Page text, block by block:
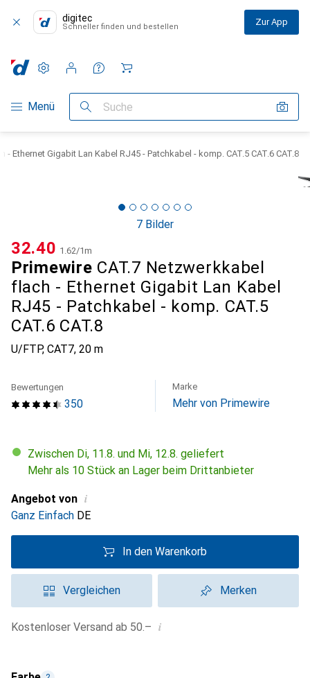
digitec
Schneller finden und bestellen Zur App
Navigation nach Kategorien
Menü Suche
Einstellungen
Kundenkonto
Vergleichslisten
Merklisten
Warenkorb
Ethernet Gigabit Lan Kabel RJ45 - Patchkabel - komp. CAT.5 CAT.6 CAT.8
7 Bilder
Primewire CAT.7 Netzwerkkabel
flach - Ethernet Gigabit Lan Kabel
RJ45 - Patchkabel - komp. CAT.5
CAT.6 CAT.8
U/FTP, CAT7, 20 m
CHF
32.40 CHF
1.62/1m
350
Bewertungen Marke
Mehr von Primewire
Zwischen Di, 11.8. und Mi, 12.8. geliefert
Mehr als 10 Stück an Lager beim Drittanbieter
Angebot von i
Ganz Einfach DE
In den Warenkorb
Vergleichen Merken
Kostenloser Versand ab 50.– i